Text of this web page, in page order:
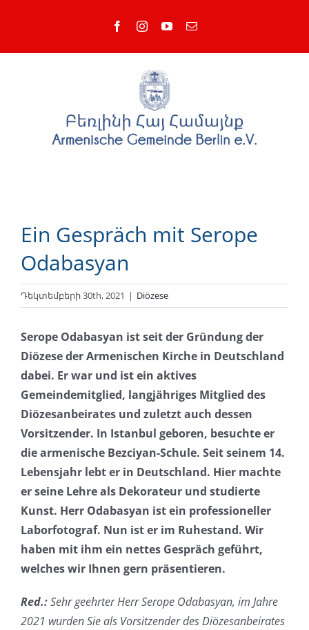
FacebookInstagramYouTubeEmail
Ein Gespräch mit Serope
Odabasyan
Դեկտեմբերի 30th, 2021 | Diözese
Serope Odabasyan ist seit der Gründung der
Diözese der Armenischen Kirche in Deutschland
dabei. Er war und ist ein aktives
Gemeindemitglied, langjähriges Mitglied des
Diözesanbeirates und zuletzt auch dessen
Vorsitzender. In Istanbul geboren, besuchte er
die armenische Bezciyan-Schule. Seit seinem 14.
Lebensjahr lebt er in Deutschland. Hier machte
er seine Lehre als Dekorateur und studierte
Kunst. Herr Odabasyan ist ein professioneller
Laborfotograf. Nun ist er im Ruhestand. Wir
haben mit ihm ein nettes Gespräch geführt,
welches wir Ihnen gern präsentieren.
Red.:Sehr geehrter Herr Serope Odabasyan, im Jahre
2021 wurden Sie als Vorsitzender des Diözesanbeirates